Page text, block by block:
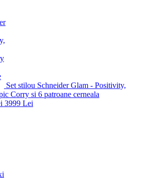
Set stilou Schneider Glam - Positivity,
Corry si 6 patroane cerneala
3999 Lei